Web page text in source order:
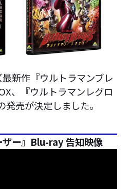
新作『ウルトラマンブレ
、『ウルトラマンレグロ
売が決定しました。
ザー』Blu-ray 告知映像